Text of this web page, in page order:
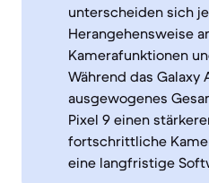
unterscheiden sich
Herangehensweise
Kamerafunktionen
Während das Galaxy
ausgewogenes
Pixel 9 einen
fortschrittliche
eine langfristige